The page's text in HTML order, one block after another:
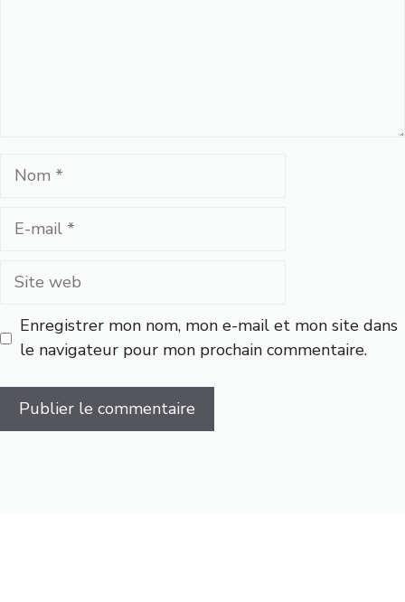
Nom
Site
Enregistrer mon nom, mon e-mail et mon site dans
le navigateur pour mon prochain commentaire.